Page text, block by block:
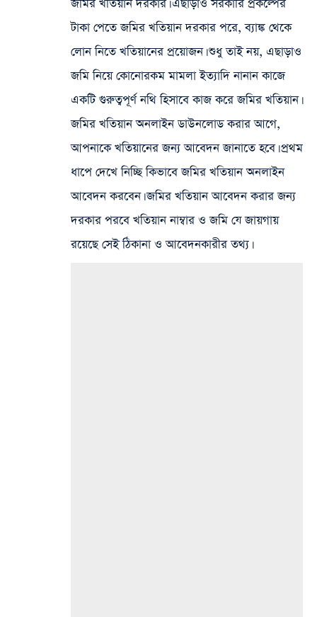
জমির খতিয়ান দরকার। এছাড়াও সরকারি প্রকল্পের
টাকা পেতে জমির খতিয়ান দরকার পরে, ব্যাঙ্ক থেকে
লোন নিতে খতিয়ানের প্রয়োজন। শুধু তাই নয়, এছাড়াও
জমি নিয়ে কোনোরকম মামলা ইত্যাদি নানান কাজে
একটি গুরুত্বপূর্ণ নথি হিসাবে কাজ করে জমির খতিয়ান।
জমির খতিয়ান অনলাইন ডাউনলোড করার আগে,
আপনাকে খতিয়ানের জন্য আবেদন জানাতে হবে। প্রথম
ধাপে দেখে নিচ্ছি কিভাবে জমির খতিয়ান অনলাইন
আবেদন করবেন। জমির খতিয়ান আবেদন করার জন্য
দরকার পরবে খতিয়ান নাম্বার ও জমি যে জায়গায়
রয়েছে সেই ঠিকানা ও আবেদনকারীর তথ্য।